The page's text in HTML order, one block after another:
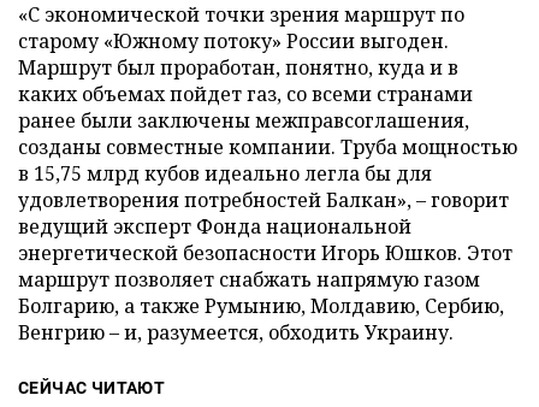
«С экономической точки зрения маршрут по
старому «Южному потоку» России выгоден.
Маршрут был проработан, понятно, куда и в
каких объемах пойдет газ, со всеми странами
ранее были заключены межправсоглашения,
созданы совместные компании. Труба мощностью
в 15,75 млрд кубов идеально легла бы для
удовлетворения потребностей Балкан», – говорит
ведущий эксперт Фонда национальной
энергетической безопасности Игорь Юшков. Этот
маршрут позволяет снабжать напрямую газом
Болгарию, а также Румынию, Молдавию, Сербию,
Венгрию – и, разумеется, обходить Украину.
СЕЙЧАС ЧИТАЮТ